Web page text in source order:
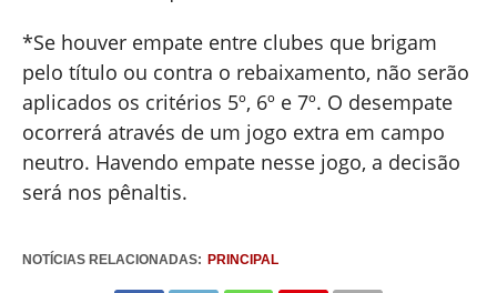
*Se houver empate entre clubes que brigam
pelo título ou contra o rebaixamento, não serão
aplicados os critérios 5º, 6º e 7º. O desempate
ocorrerá através de um jogo extra em campo
neutro. Havendo empate nesse jogo, a decisão
será nos pênaltis.
NOTÍCIAS RELACIONADAS: PRINCIPAL